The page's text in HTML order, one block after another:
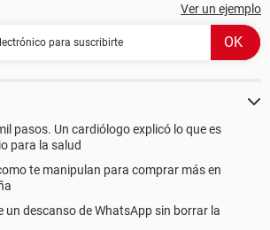
Ver un ejemplo
pasos. Un cardiólogo explicó lo que es
para la salud
te manipulan para comprar más en
un descanso de WhatsApp sin borrar la